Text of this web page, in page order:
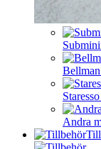
Andra